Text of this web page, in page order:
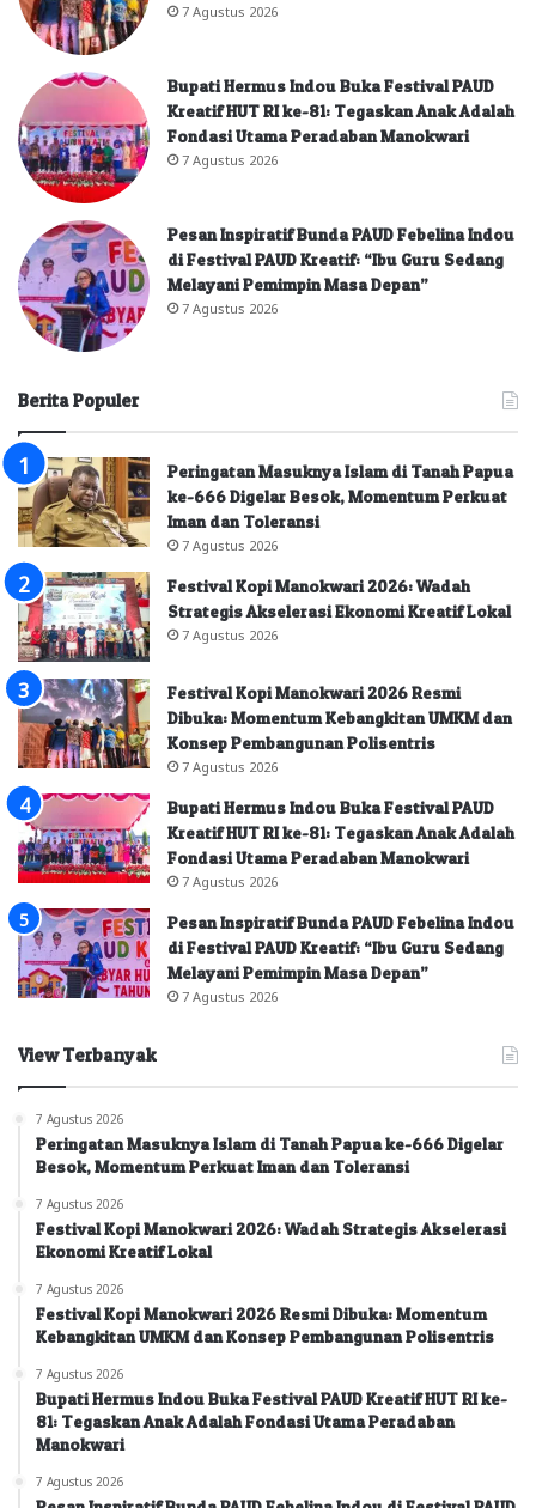
7 Agustus 2026
Bupati Hermus Indou Buka Festival PAUD
Kreatif HUT RI ke-81: Tegaskan Anak Adalah
Fondasi Utama Peradaban Manokwari
7 Agustus 2026
Pesan Inspiratif Bunda PAUD Febelina Indou
di Festival PAUD Kreatif: “Ibu Guru Sedang
Melayani Pemimpin Masa Depan”
7 Agustus 2026
Berita Populer
Peringatan Masuknya Islam di Tanah Papua
ke-666 Digelar Besok, Momentum Perkuat
Iman dan Toleransi
7 Agustus 2026
Festival Kopi Manokwari 2026: Wadah
Strategis Akselerasi Ekonomi Kreatif Lokal
7 Agustus 2026
Festival Kopi Manokwari 2026 Resmi
Dibuka: Momentum Kebangkitan UMKM dan
Konsep Pembangunan Polisentris
7 Agustus 2026
Bupati Hermus Indou Buka Festival PAUD
Kreatif HUT RI ke-81: Tegaskan Anak Adalah
Fondasi Utama Peradaban Manokwari
7 Agustus 2026
Pesan Inspiratif Bunda PAUD Febelina Indou
di Festival PAUD Kreatif: “Ibu Guru Sedang
Melayani Pemimpin Masa Depan”
7 Agustus 2026
View Terbanyak
7 Agustus 2026
Peringatan Masuknya Islam di Tanah Papua ke-666 Digelar
Besok, Momentum Perkuat Iman dan Toleransi
7 Agustus 2026
Festival Kopi Manokwari 2026: Wadah Strategis Akselerasi
Ekonomi Kreatif Lokal
7 Agustus 2026
Festival Kopi Manokwari 2026 Resmi Dibuka: Momentum
Kebangkitan UMKM dan Konsep Pembangunan Polisentris
7 Agustus 2026
Bupati Hermus Indou Buka Festival PAUD Kreatif HUT RI ke-
81: Tegaskan Anak Adalah Fondasi Utama Peradaban
Manokwari
7 Agustus 2026